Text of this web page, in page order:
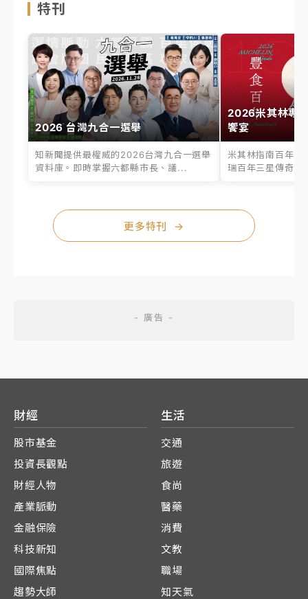
特刊
2026 台灣九合一選舉
知新聞提供最權威的2026台灣九合一選舉
資料庫。即時掌握六都縣市長、議...
2026米其林專
饗宴
米其林指南百年之
瑞百年三星傳奇、
更多特刊 →
財經
股市基金
投資長觀點
財經人物
產業脈動
金融保險
科技新知
國際焦點
趨勢大師
生活
交通
旅遊
食尚
醫藥
消費
文教
職場
知天氣